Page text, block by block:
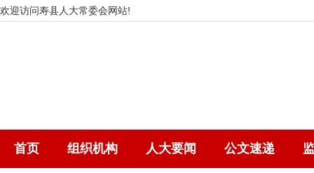
欢迎访问寿县人大常委会网站!
首页 组织机构 人大要闻 公文速递